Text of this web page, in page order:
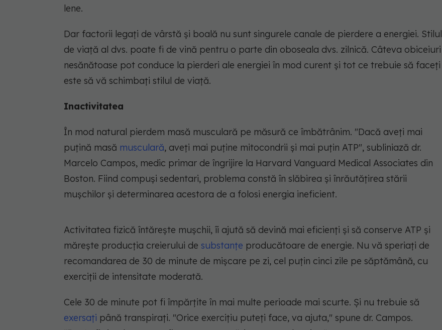
lene.
Dar factorii legați de vârstă și boală nu sunt singurele canale de pierdere a energiei. Stilul
de viață al dvs. poate fi de vină pentru o parte din oboseala dvs. zilnică. Câteva obiceiuri
nesănătoase pot conduce la pierderi ale energiei în mod curent și tot ce trebuie să faceți
este să vă schimbați stilul de viață.
Inactivitatea
În mod natural pierdem masă musculară pe măsură ce îmbătrânim. "Dacă aveți mai
puțină masă musculară, aveți mai puține mitocondrii și mai puțin ATP", subliniază dr.
Marcelo Campos, medic primar de îngrijire la Harvard Vanguard Medical Associates din
Boston. Fiind compuși sedentari, problema constă în slăbirea și înrăutățirea stării
mușchilor și determinarea acestora de a folosi energia ineficient.
Activitatea fizică întărește mușchii, îi ajută să devină mai eficienți și să conserve ATP și
mărește producția creierului de substanțe producătoare de energie. Nu vă speriați de
recomandarea de 30 de minute de mișcare pe zi, cel puțin cinci zile pe săptămână, cu
exerciții de intensitate moderată.
Cele 30 de minute pot fi împărțite în mai multe perioade mai scurte. Și nu trebuie să
exersați până transpirați. "Orice exercițiu puteți face, va ajuta," spune dr. Campos.